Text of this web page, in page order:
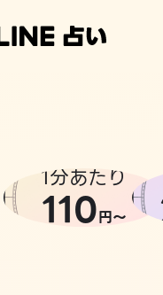
1分あたり
110円〜